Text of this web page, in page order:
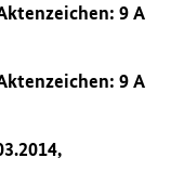
9 A
9 A